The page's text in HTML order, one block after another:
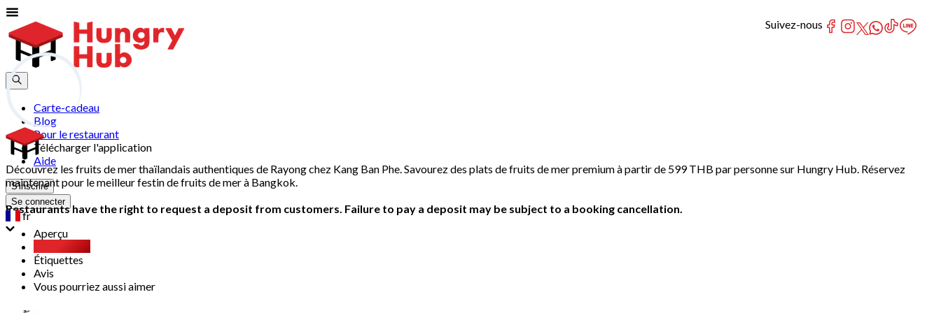
Carte-cadeau
Blog
Pour le restaurant
Télécharger l'application
Aide
S'inscrire
Se connecter
fr
Découvrez les fruits de mer thaïlandais authentiques de Rayong chez Kang Ban Phe. Savourez des plats de fruits de mer premium à partir de 599 THB par personne sur Hungry Hub. Réservez
maintenant pour le meilleur festin de fruits de mer à Bangkok.
Restaurants have the right to request a deposit from customers. Failure to pay a deposit may be subject to a booking cancellation.
Aperçu
Étiquettes
Avis
Vous pourriez aussi aimer
Suivez-nous